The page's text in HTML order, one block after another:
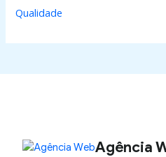
Qualidade
Agência